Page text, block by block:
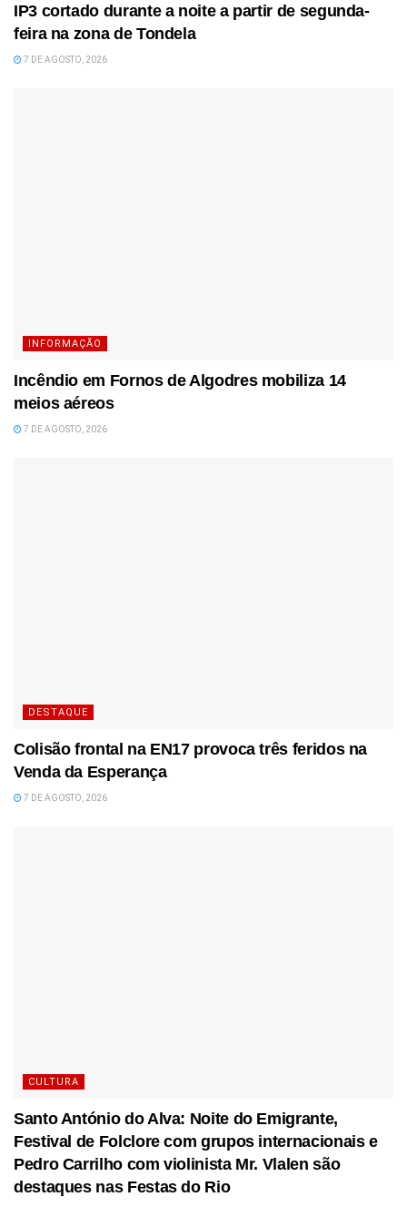
IP3 cortado durante a noite a partir de segunda-
feira na zona de Tondela
7 DE AGOSTO, 2026
INFORMAÇÃO
Incêndio em Fornos de Algodres mobiliza 14
meios aéreos
7 DE AGOSTO, 2026
DESTAQUE
Colisão frontal na EN17 provoca três feridos na
Venda da Esperança
7 DE AGOSTO, 2026
CULTURA
Santo António do Alva: Noite do Emigrante,
Festival de Folclore com grupos internacionais e
Pedro Carrilho com violinista Mr. Vlalen são
destaques nas Festas do Rio